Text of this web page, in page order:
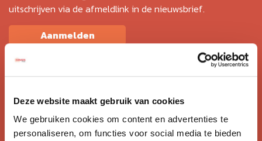
Deze website maakt gebruik van cookies
We gebruiken cookies om content en advertenties te
personaliseren, om functies voor social media te bieden
uitschrijven via de afmeldlink in de nieuwsbrief.
Aanmelden
Lees in ons
hoe wij zorgvuldig omgaan met uw